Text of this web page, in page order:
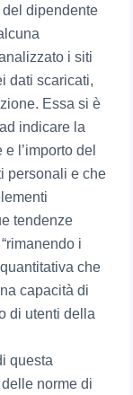
dipendente
i siti
dati scaricati,
Essa si è
indicare la
l’importo del
personali e che
tendenze
i
che
capacità di
di utenti della
questa
norme di